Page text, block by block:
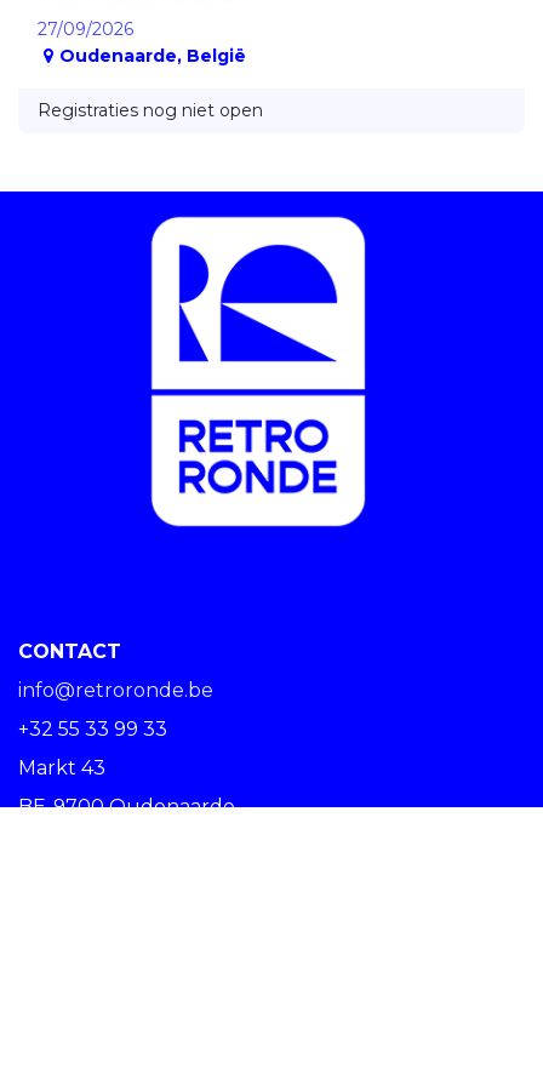
27/09/2026
Oudenaarde, België
Registraties nog niet open
CONTACT
info@retroronde.be
+32 55 33 99 33
Markt 43
BE-9700 Oudenaarde